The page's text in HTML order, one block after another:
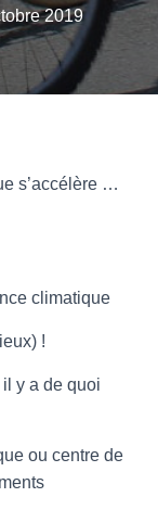
2019
s’accélère …
climatique
!
y a de quoi
ou centre de